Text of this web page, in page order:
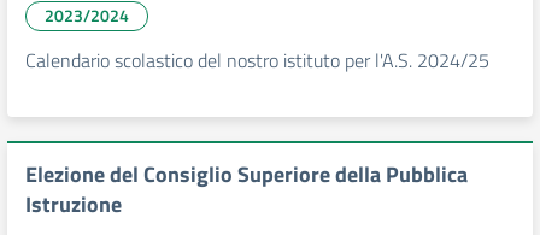
2023/2024
Calendario scolastico del nostro istituto per l'A.S. 2024/25
Elezione del Consiglio Superiore della Pubblica
Istruzione